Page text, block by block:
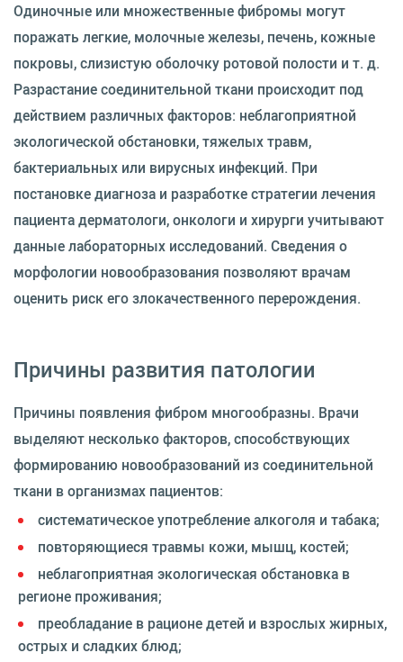
Одиночные или множественные фибромы могут
поражать легкие, молочные железы, печень, кожные
покровы, слизистую оболочку ротовой полости и т. д.
Разрастание соединительной ткани происходит под
действием различных факторов: неблагоприятной
экологической обстановки, тяжелых травм,
бактериальных или вирусных инфекций. При
постановке диагноза и разработке стратегии лечения
пациента дерматологи, онкологи и хирурги учитывают
данные лабораторных исследований. Сведения о
морфологии новообразования позволяют врачам
оценить риск его злокачественного перерождения.
Причины развития патологии
Причины появления фибром многообразны. Врачи
выделяют несколько факторов, способствующих
формированию новообразований из соединительной
ткани в организмах пациентов:
систематическое употребление алкоголя и табака;
повторяющиеся травмы кожи, мышц, костей;
неблагоприятная экологическая обстановка в
регионе проживания;
преобладание в рационе детей и взрослых жирных,
острых и сладких блюд;